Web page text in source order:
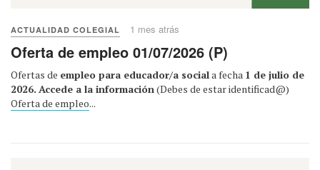
ACTUALIDAD COLEGIAL 1 mes atrás
Oferta de empleo 01/07/2026 (P)
Ofertas de empleo para educador/a sociala fecha 1 de julio de
2026. Accede a la información(Debes de estar identificad@)
Oferta de empleo...